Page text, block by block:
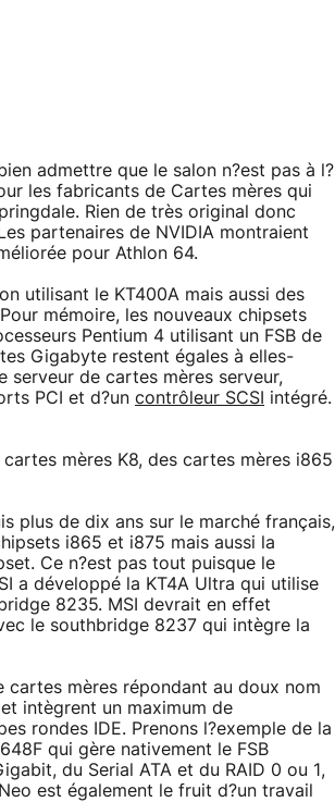
admettre que le salon n?est pas à l?
les fabricants de Cartes mères qui
Rien de très original donc
partenaires de NVIDIA montraient
pour Athlon 64.
utilisant le KT400A mais aussi des
mémoire, les nouveaux chipsets
Pentium 4 utilisant un FSB de
Gigabyte restent égales à elles-
serveur de cartes mères serveur,
PCI et d?un contrôleur SCSI
intégré.
mères K8, des cartes mères i865
plus de dix ans sur le marché français,
i865 et i875 mais aussi la
Ce n?est pas tout puisque le
a développé la KT4A Ultra qui utilise
8235. MSI devrait en effet
le southbridge 8237 qui intègre la
cartes mères répondant au doux nom
intègrent un maximum de
rondes IDE. Prenons l?exemple de la
qui gère nativement le FSB
du Serial ATA et du RAID 0 ou 1,
est également le fruit d?un travail